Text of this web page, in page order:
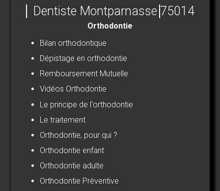
Dentiste Montparnasse 75014
Orthodontie
Bilan orthodontique
Dépistage en orthodontie
Remboursement Mutuelle
Vidéos Orthodontie
Le principe de l'orthodontie
Le traitement
Orthodontie, pour qui ?
Orthodontie enfant
Orthodontie adulte
Orthodontie Préventive